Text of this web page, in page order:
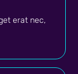
erat nec,